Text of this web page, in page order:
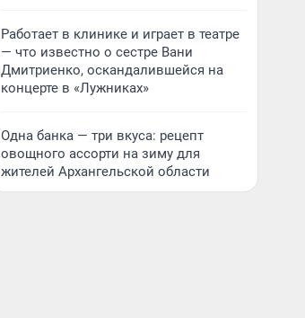
Работает в клинике и играет в театре
— что известно о сестре Вани
Дмитриенко, оскандалившейся на
концерте в «Лужниках»
Одна банка — три вкуса: рецепт
овощного ассорти на зиму для
жителей Архангельской области